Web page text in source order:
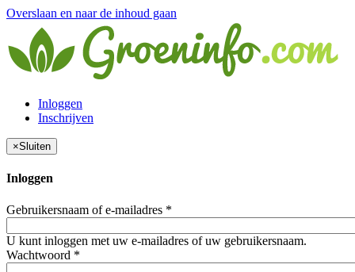
Overslaan en naar de inhoud gaan
Inloggen
Inschrijven
×Sluiten
Inloggen
Gebruikersnaam of e-mailadres *
U kunt inloggen met uw e-mailadres of uw gebruikersnaam.
Wachtwoord *